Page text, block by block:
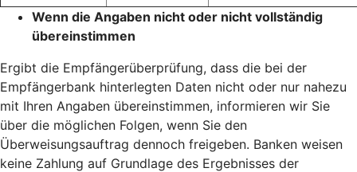
Wenn die Angaben nicht oder nicht vollständig
übereinstimmen
Ergibt die Empfängerüberprüfung, dass die bei der
Empfängerbank hinterlegten Daten nicht oder nur nahezu
mit Ihren Angaben übereinstimmen, informieren wir Sie
über die möglichen Folgen, wenn Sie den
Überweisungsauftrag dennoch freigeben. Banken weisen
keine Zahlung auf Grundlage des Ergebnisses der